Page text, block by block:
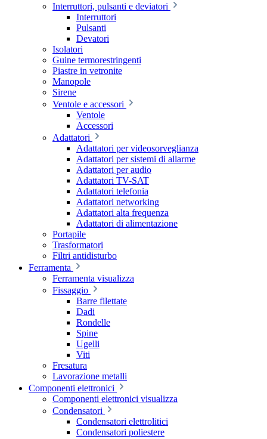
Interruttori, pulsanti e deviatori
Interruttori
Pulsanti
Devatori
Isolatori
Guine termorestringenti
Piastre in vetronite
Manopole
Sirene
Ventole e accessori
Ventole
Accessori
Adattatori
Adattatori per videosorveglianza
Adattatori per sistemi di allarme
Adattatori per audio
Adattatori TV-SAT
Adattatori telefonia
Adattatori networking
Adattatori alta frequenza
Adattatori di alimentazione
Portapile
Trasformatori
Filtri antidisturbo
Ferramenta
Ferramenta visualizza
Fissaggio
Barre filettate
Dadi
Rondelle
Spine
Ugelli
Viti
Fresatura
Lavorazione metalli
Componenti elettronici
Componenti elettronici visualizza
Condensatori
Condensatori elettrolitici
Condensatori poliestere